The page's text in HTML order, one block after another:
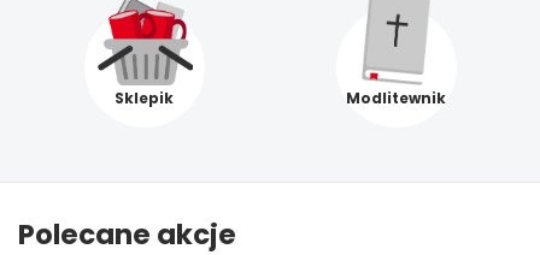
Sklepik Modlitewnik
Polecane akcje